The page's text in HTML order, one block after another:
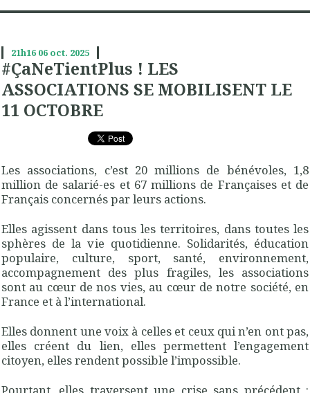
21h16 06 oct. 2025
#ÇaNeTientPlus ! LES
ASSOCIATIONS SE MOBILISENT LE
11 OCTOBRE
Les associations, c’est 20 millions de bénévoles, 1,8
million de salarié-es et 67 millions de Françaises et de
Français concernés par leurs actions.
Elles agissent dans tous les territoires, dans toutes les
sphères de la vie quotidienne. Solidarités, éducation
populaire, culture, sport, santé, environnement,
accompagnement des plus fragiles, les associations
sont au cœur de nos vies, au cœur de notre société, en
France et à l’international.
Elles donnent une voix à celles et ceux qui n’en ont pas,
elles créent du lien, elles permettent l’engagement
citoyen, elles rendent possible l’impossible.